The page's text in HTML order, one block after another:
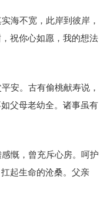
海不宽，此岸到彼岸，
祝你心如愿，我的想法
安。古有偷桃献寿说，
父母老幼全。诸事虽有
慨，曾充斥心房。呵护
起生命的沧桑。父亲